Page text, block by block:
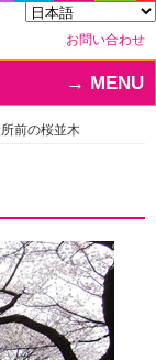
お問い合わせ
MENU
前の桜並木